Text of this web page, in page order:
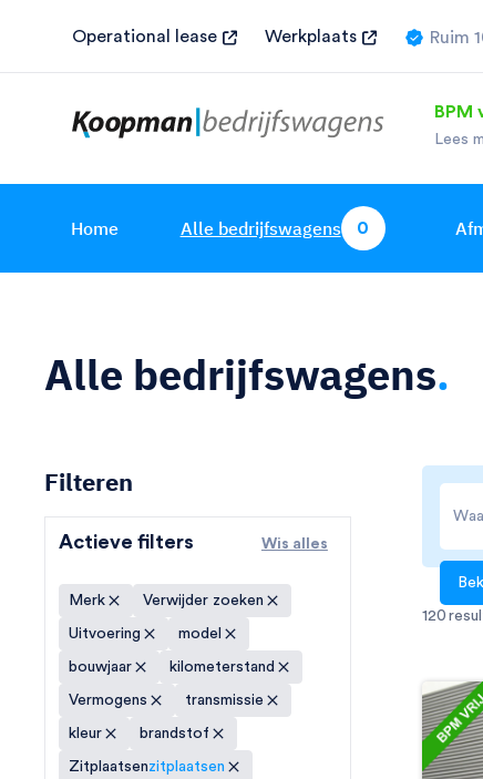
Operational lease Werkplaats
Ruim
BPM
Lees
Home Alle bedrijfswagens 0
Alle bedrijfswagens.
Filteren
Actieve filters Wis alles
Merk Verwijder zoeken
Uitvoering model
bouwjaar kilometerstand
Vermogens transmissie
kleur brandstof
Zitplaatsenzitplaatsen
120